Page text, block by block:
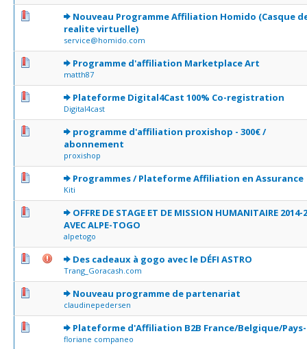
Nouveau Programme Affiliation Homido (Casque
realite virtuelle)
service@homido.com
0 Votes - 0 sur 5 en moyenne
123 45
Programme d'affiliation Marketplace Art
matth87
0 Votes - 0 sur 5 en moyenne
12345
Plateforme Digital4Cast 100% Co-registration
Digital4cast
0 Votes - 0 sur 5 en moyenne
12345
programme d'affiliation proxishop - 300€ /
abonnement
proxishop
0 Votes - 0 sur 5 en moyenne
12345
Programmes / Plateforme Affiliation en Assurance
Kiti
0 Votes - 0 sur 5 en moyenne
12345
OFFRE DE STAGE ET DE MISSION HUMANITAIRE 2014-
AVEC ALPE-TOGO
alpetogo
0 Votes - 0 sur 5 en moyenne
1 23 45
Des cadeaux à gogo avec le DÉFI ASTRO
Trang_Goracash.com
0 Votes - 0 sur 5 en moyenne
12345
Nouveau programme de partenariat
claudinepedersen
0 Votes - 0 sur 5 en moyenne
123 45
Plateforme d'Affiliation B2B France/Belgique/
floriane companeo
1 Votes - 5 sur 5 en moyenne
12345